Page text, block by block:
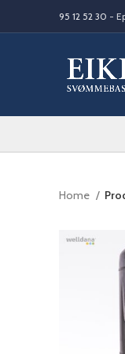
95 12 52 30 -
Home